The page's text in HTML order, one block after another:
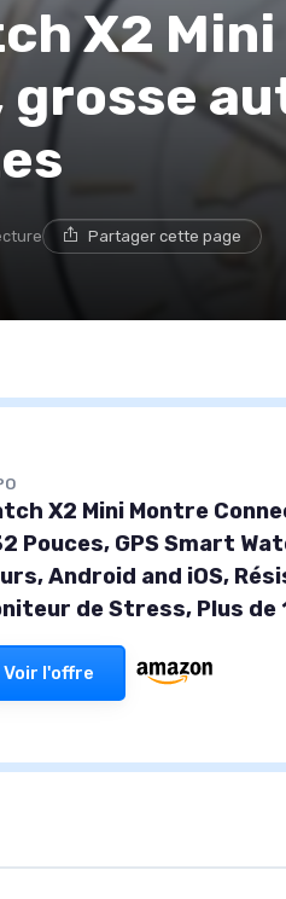
X2
Partager cette page
X2 Mini Montre
Pouces, GPS Smart
Android and iOS,
de Stress, Plus de
Voir l'offre